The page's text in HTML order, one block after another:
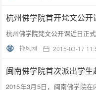
杭州佛学院首开梵文公开
杭州佛学院梵文公开课近日正
禅风网 2015-03-17
闽南佛学院首次派出学生
2015年3月5日，闽南佛学院在